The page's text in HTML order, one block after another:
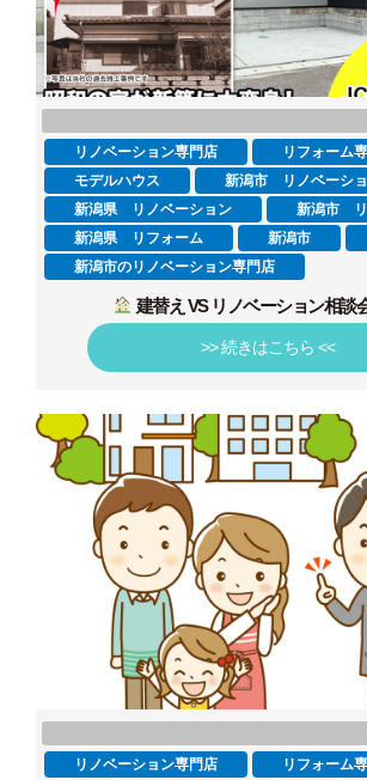
リノベーション専門店
リフォーム
モデルハウス
新潟市 リノベーシ
新潟県 リノベーション
新潟市 リ
新潟県 リフォーム
新潟市
新潟市のリノベーション専門店
建替え VS リノベーション相談
>> 続きはこちら <<
リノベーション専門店 リフォーム